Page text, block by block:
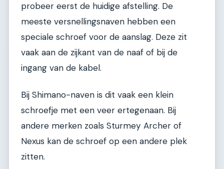
probeer eerst de huidige afstelling. De
meeste versnellingsnaven hebben een
speciale schroef voor de aanslag. Deze zit
vaak aan de zijkant van de naaf of bij de
ingang van de kabel.
Bij Shimano-naven is dit vaak een klein
schroefje met een veer ertegenaan. Bij
andere merken zoals Sturmey Archer of
Nexus kan de schroef op een andere plek
zitten.